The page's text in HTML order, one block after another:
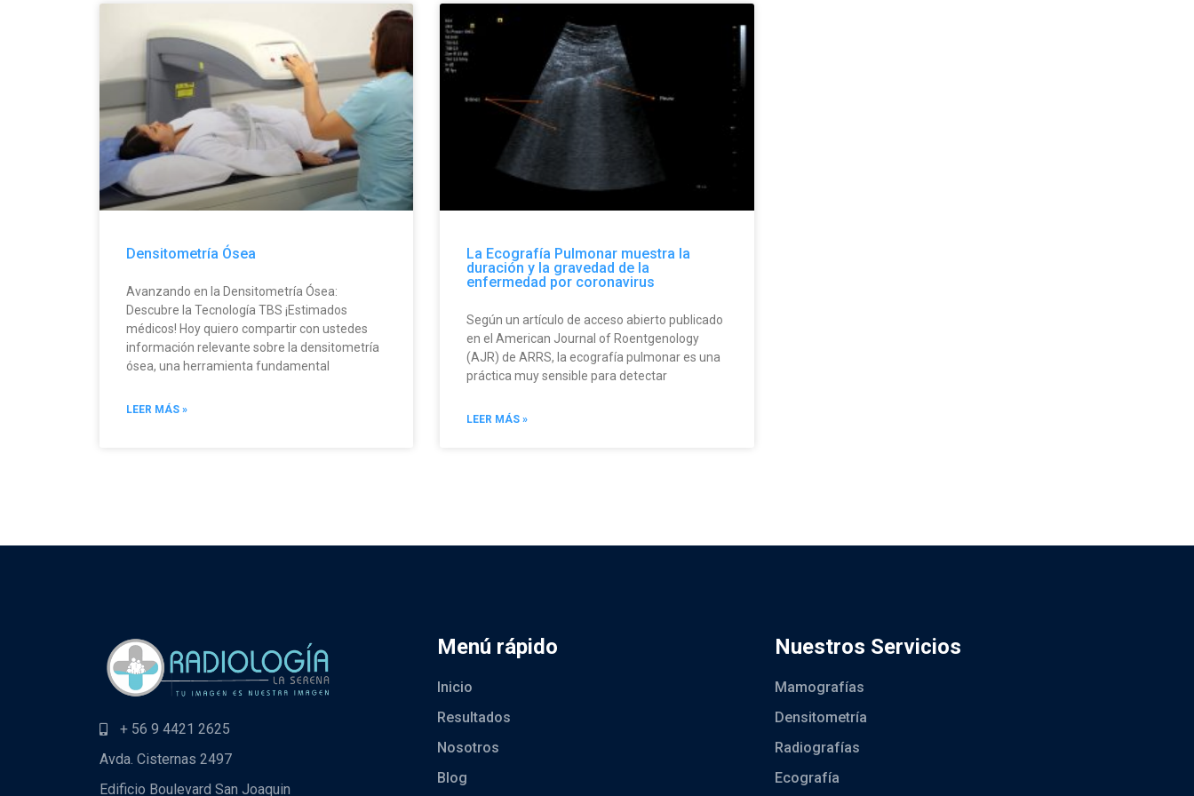
Densitometría Ósea
Avanzando en la Densitometría Ósea:
Descubre la Tecnología TBS ¡Estimados
médicos! Hoy quiero compartir con ustedes
información relevante sobre la densitometría
ósea, una herramienta fundamental
LEER MÁS »
La Ecografía Pulmonar muestra la
duración y la gravedad de la
enfermedad por coronavirus
Según un artículo de acceso abierto publicado
en el American Journal of Roentgenology
(AJR) de ARRS, la ecografía pulmonar es una
práctica muy sensible para detectar
LEER MÁS »
+ 56 9 4421 2625
Avda. Cisternas 2497
Edificio Boulevard San Joaquin
Menú rápido
Inicio
Resultados
Nosotros
Blog
Nuestros Servicios
Mamografías
Densitometría
Radiografías
Ecografía